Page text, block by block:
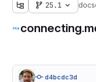
25.1 docs
d4bcdc3d